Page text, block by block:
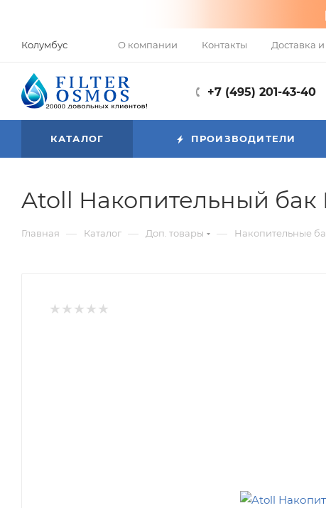
Колумбус О компании Контакты Доставка
+7 (495) 201-43-40
КАТАЛОГ ПРОИЗВОДИТЕЛИ
Atoll Накопительный бак
Главная — Каталог — Доп. товары — Накопительные